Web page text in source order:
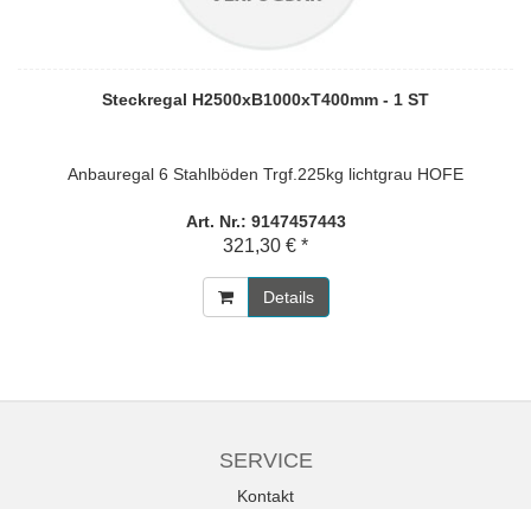
Steckregal H2500xB1000xT400mm - 1 ST
Anbauregal 6 Stahlböden Trgf.225kg lichtgrau HOFE
Art. Nr.: 9147457443
321,30 € *
Details
SERVICE
Kontakt